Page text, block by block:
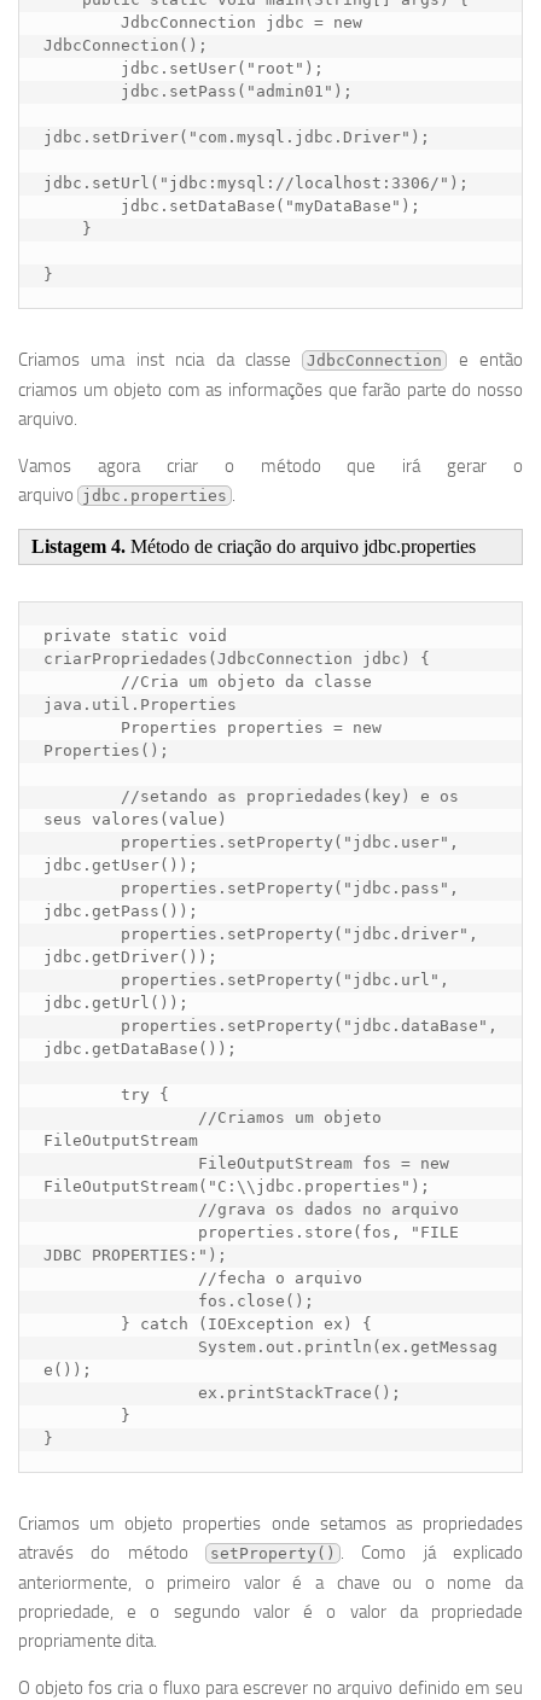
JdbcConnection();
jdbc.setDriver("com.mysql.jdbc.Driver");
jdbc.setUrl("jdbc:mysql://localhost:3306/");
}
Criamos uma inst ncia da classe JdbcConnection
e então
criamos um objeto com as informações que farão parte do nosso
arquivo.
Vamos agora criar o método que irá gerar o
arquivo jdbc.properties .
Listagem 4. Método de criação do arquivo jdbc.properties
private static void
criarPropriedades(JdbcConnection jdbc) {
java.util.Properties
Properties();
seus valores(value)
jdbc.getUser());
jdbc.getPass());
jdbc.getDriver());
jdbc.getUrl());
jdbc.getDataBase());
FileOutputStream
FileOutputStream("C:\\jdbc.properties");
JDBC PROPERTIES:");
e());
}
Criamos um objeto properties onde setamos as propriedades
através do método
setProperty() . Como já explicado
anteriormente, o primeiro valor é a chave ou o nome da
propriedade, e o segundo valor é o valor da propriedade
propriamente dita.
O objeto fos cria o fluxo para escrever no arquivo definido em seu